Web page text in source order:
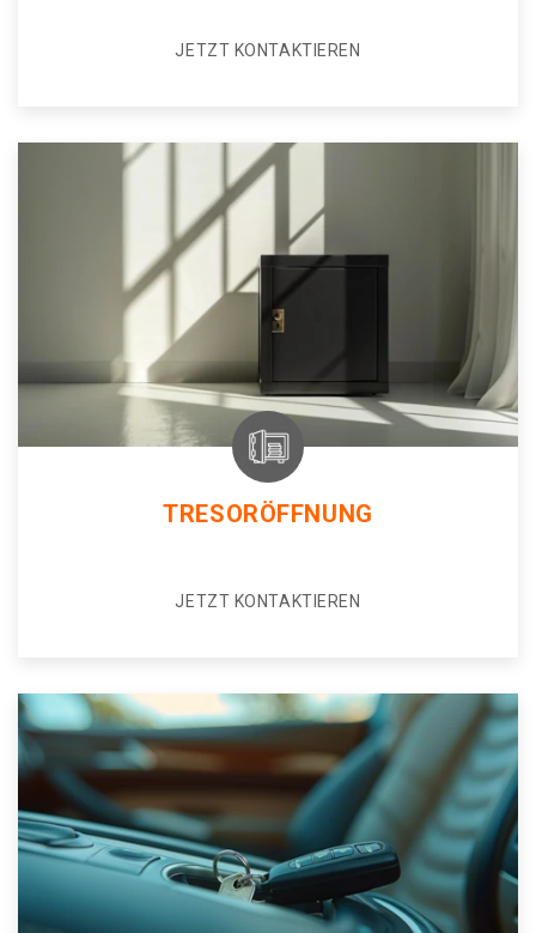
JETZT KONTAKTIEREN
TRESORÖFFNUNG
JETZT KONTAKTIEREN